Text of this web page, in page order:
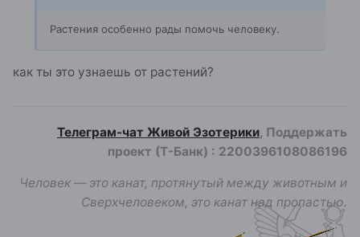
Растения особенно рады помочь человеку.
как ты это узнаешь от растений?
Телеграм-чат Живой Эзотерики, Поддержать
проект (Т-Банк) : 2200396108086196
Человек — это канат, протянутый между животным и
Сверхчеловеком, это канат над пропастью.